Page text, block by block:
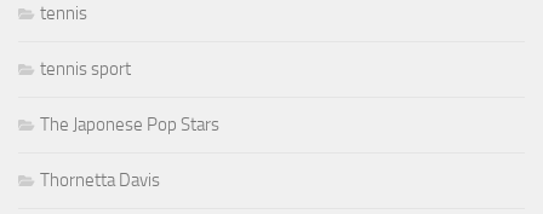
tennis
tennis sport
The Japonese Pop Stars
Thornetta Davis